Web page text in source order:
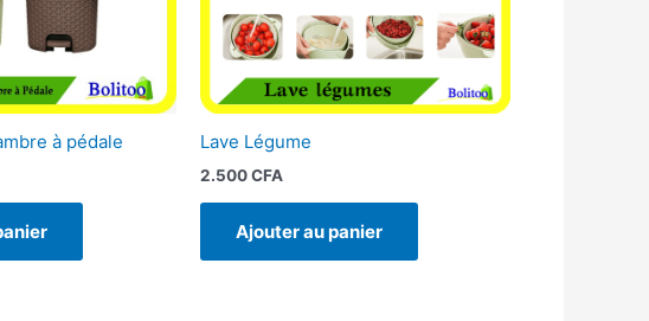
à pédale Lave Légume
2.500CFA
Ajouter au panier